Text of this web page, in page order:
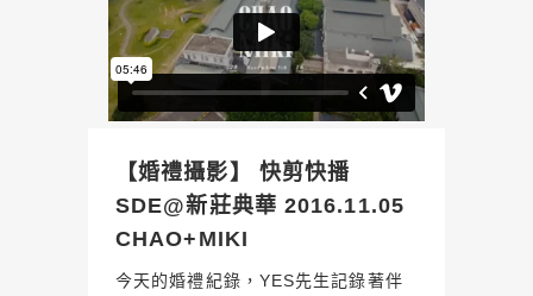
【婚禮攝影】 快剪快播
SDE@新莊典華 2016.11.05
CHAO+MIKI
今天的婚禮紀錄，YES先生記錄著伴